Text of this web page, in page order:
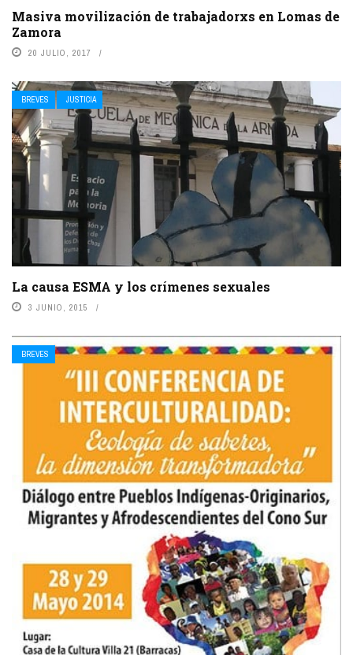
Masiva movilización de trabajadorxs en Lomas de
Zamora
20 JULIO, 2017
BREVES JUSTICIA
La causa ESMA y los crímenes sexuales
3 JUNIO, 2015
BREVES